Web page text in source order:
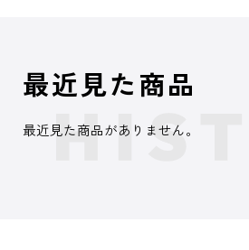
最近見た商品
最近見た商品がありません。